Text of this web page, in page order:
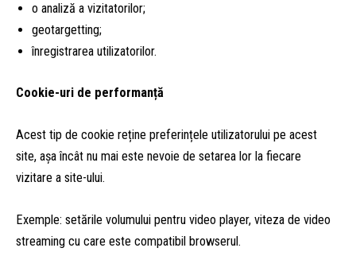
o analiză a vizitatorilor;
geotargetting;
înregistrarea utilizatorilor.
Cookie-uri de performanță
Acest tip de cookie reține preferințele utilizatorului pe acest
site, așa încât nu mai este nevoie de setarea lor la fiecare
vizitare a site-ului.
Exemple: setările volumului pentru video player, viteza de video
streaming cu care este compatibil browserul.